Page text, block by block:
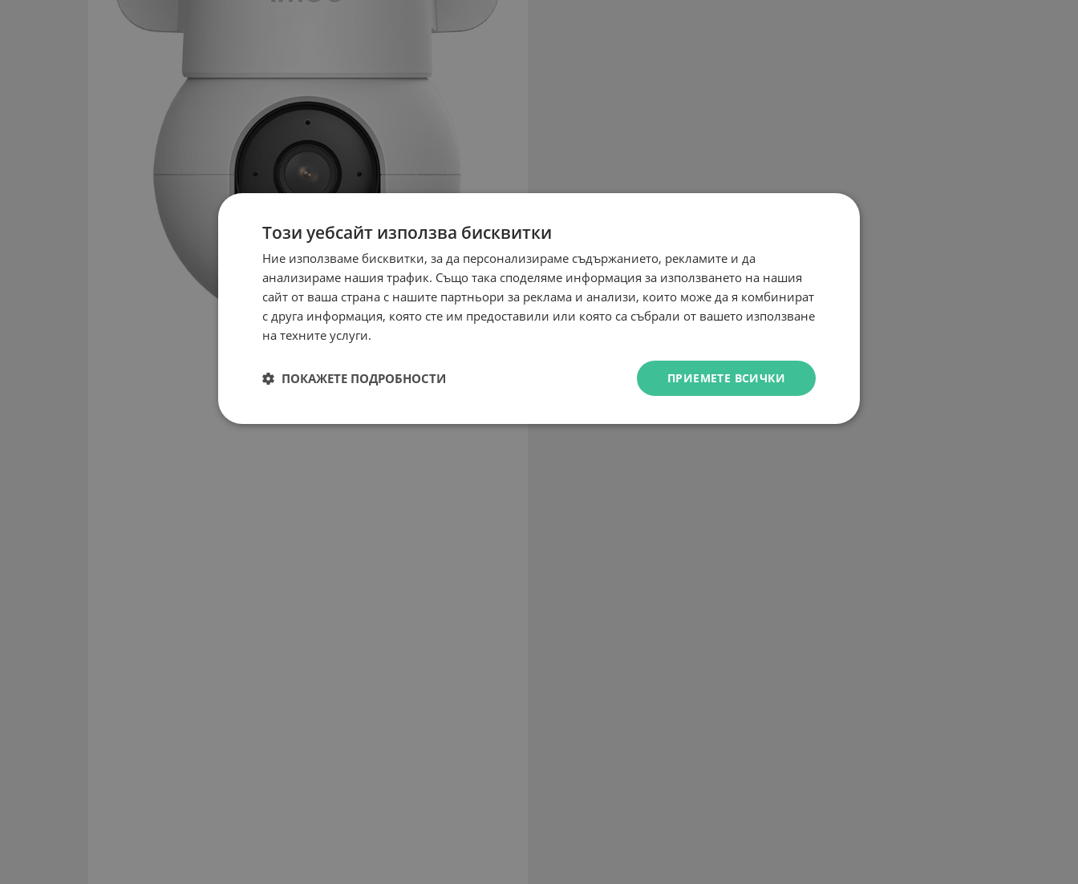
Този уебсайт използва бисквитки
Ние използваме бисквитки, за да персонализираме съдържанието, рекламите и да
анализираме нашия трафик. Също така споделяме информация за използването на нашия
сайт от ваша страна с нашите партньори за реклама и анализи, които може да я комбинират
с друга информация, която сте им предоставили или която са събрали от вашето използване
на техните услуги.
ПРИЕМЕТЕ ВСИЧКИ
ПОКАЖЕТЕ ПОДРОБНОСТИ